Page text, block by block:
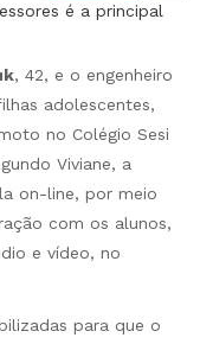
é a principal
, 42, e o engenheiro
adolescentes,
no Colégio Sesi
Viviane, a
on-line, por meio
com os alunos,
e vídeo, no
para que o